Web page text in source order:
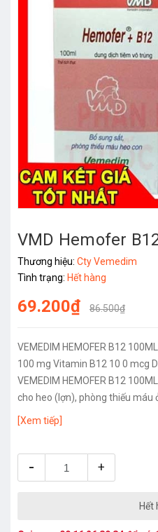
VMD Hemofer
Thương hiệu: Cty Vemedim
Tình trạng: Hết hàng
69.200₫ 86.500₫
VEMEDIM HEMOFER B12 100ML GỒM CÓ:
100 mg Vitamin B12 10 0 mcg
VEMEDIM HEMOFER B12 100ML CÓ
cho heo (lợn), phòng thiếu máu
VEMEDIM HEMOFER...
[Xem tiếp]
- +
Hết